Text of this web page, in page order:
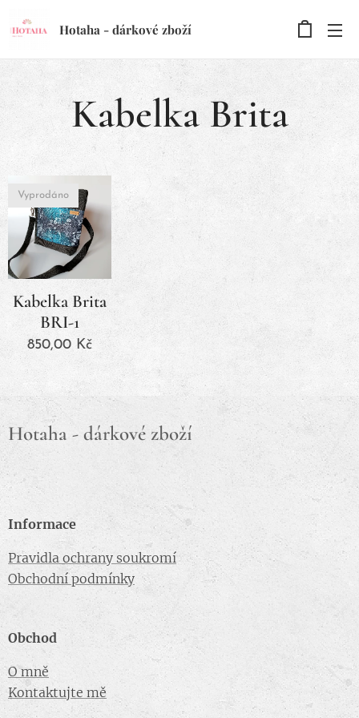
Hotaha - dárkové zboží
Kabelka Brita
Kabelka Brita
BRI-1
Vyprodáno
850,00 Kč
Hotaha - dárkové zboží
Informace
Pravidla ochrany soukromí
Obchodní podmínky
Obchod
O mně
Kontaktujte mě